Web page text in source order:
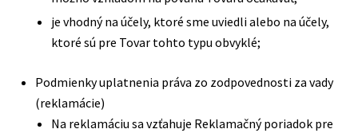
je vhodný na účely, ktoré sme uviedli alebo na účely,
ktoré sú pre Tovar tohto typu obvyklé;
Podmienky uplatnenia práva zo zodpovednosti za vady
(reklamácie)
Na reklamáciu sa vzťahuje Reklamačný poriadok pre